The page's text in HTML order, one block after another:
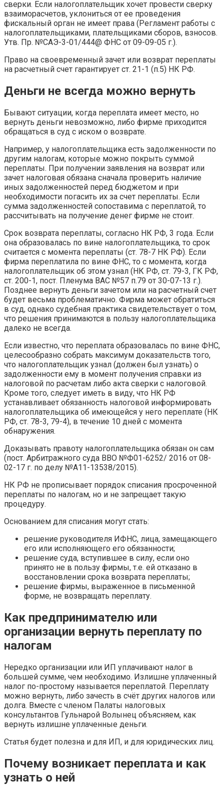
сверки. Если налогоплательщик хочет провести сверку
взаиморасчетов, уклониться от ее проведения
фискальный орган не имеет права (Регламент работы с
налогоплательщиками, плательщиками сборов, взносов.
Утв. Пр. №САЭ-3-01/444@ ФНС от 09-09-05 г.).
Право на своевременный зачет или возврат переплаты
на расчетный счет гарантирует ст. 21-1 (п.5) НК РФ.
Деньги не всегда можно вернуть
Бывают ситуации, когда переплата имеет место, но
вернуть деньги невозможно, либо фирме приходится
обращаться в суд с иском о возврате.
Например, у налогоплательщика есть задолженности по
другим налогам, которые можно покрыть суммой
переплаты. При получении заявления на возврат или
зачет налоговая обязана сначала проверить наличие
иных задолженностей перед бюджетом и при
необходимости погасить их за счет переплаты. Если
сумма задолженностей сопоставима с переплатой, то
рассчитывать на получение денег фирме не стоит.
Срок возврата переплаты, согласно НК РФ, 3 года. Если
она образовалась по вине налогоплательщика, то срок
считается с момента переплаты (ст. 78-7 НК РФ). Если
фирма переплатила по вине ФНС, то с момента, когда
налогоплательщик об этом узнал (НК РФ, ст. 79-3, ГК РФ,
ст. 200-1, пост. Пленума ВАС №57 п.79 от 30-07-13 г.).
Позднее вернуть деньги зачетом или на расчетный счет
будет весьма проблематично. Фирма может обратиться
в суд, однако судебная практика свидетельствует о том,
что решения принимаются в пользу налогоплательщика
далеко не всегда.
Если известно, что переплата образовалась по вине ФНС,
целесообразно собрать максимум доказательств того,
что налогоплательщик узнал (должен был узнать) о
задолженности ему в момент получения справки из
налоговой по расчетам либо акта сверки с налоговой.
Кроме того, следует иметь в виду, что НК РФ
устанавливает обязанность налоговой информировать
налогоплательщика об имеющейся у него переплате (НК
РФ, ст. 78-3, 79-4), в течение 10 дней с момента
обнаружения.
Доказывать правоту налогоплательщика обязан он сам
(пост. Арбитражного суда ВВО №Ф01-6252/ 2016 от 08-
02-17 г. по делу №А11-13538/2015).
НК РФ не прописывает порядок списания просроченной
переплаты по налогам, но и не запрещает такую
процедуру.
Основанием для списания могут стать:
решение руководителя ИФНС, лица, замещающего
его или исполняющего его обязанности;
решение суда, вступившее в силу, если оно
принято не в пользу фирмы, т.е. ей отказано в
восстановлении срока возврата переплаты;
решение фирмы, выраженное в письменной
форме, не возвращать переплату.
Как предпринимателю или
организации вернуть переплату по
налогам
Нередко организации или ИП уплачивают налог в
большей сумме, чем необходимо. Излишне уплаченный
налог по-простому называется переплатой. Переплату
можно вернуть, либо зачесть в счёт других налогов или
долга. Вместе с членом Палаты налоговых
консультантов Гульнарой Волынец объясняем, как
вернуть излишне уплаченные деньги.
Статья будет полезна и для ИП, и для юридических лиц.
Почему возникает переплата и как
узнать о ней